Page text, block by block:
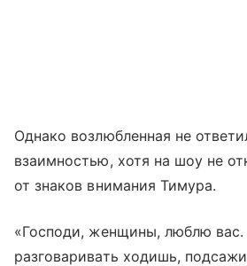
Однако возлюбленная не
взаимностью, хотя на шоу не
от знаков внимания Тимура.
«Господи, женщины, люблю
разговаривать ходишь,